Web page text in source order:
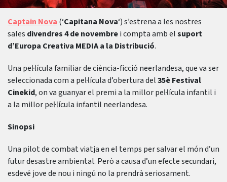
Captain Nova (‘Capitana Nova‘) s’estrena a les nostres
sales divendres 4 de novembrei compta amb elsuport
d’Europa Creativa MEDIA a la Distribució.
Una pel·lícula familiar de ciència-ficció neerlandesa, que va ser
seleccionada com a pel·lícula d’obertura del35è Festival
Cinekid, on va guanyar el premi a la millor pel·lícula infantil i
a la millor pel·lícula infantil neerlandesa.
Sinopsi
Una pilot de combat viatja en el temps per salvar el món d’un
futur desastre ambiental. Però a causa d’un efecte secundari,
esdevé jove de nou i ningú no la prendrà seriosament.